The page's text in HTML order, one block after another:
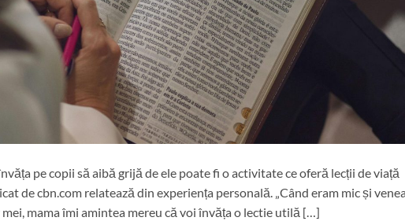
pe copii să aibă grijă de ele poate fi o activitate ce oferă lecții de viață
de cbn.com relatează din experiența personală. „Când eram mic și venea
mama îmi amintea mereu că voi învăța o lectie utilă […]